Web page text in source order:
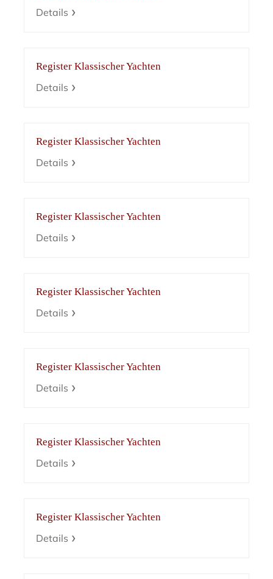
Details
Register Klassischer Yachten
Details
Register Klassischer Yachten
Details
Register Klassischer Yachten
Details
Register Klassischer Yachten
Details
Register Klassischer Yachten
Details
Register Klassischer Yachten
Details
Register Klassischer Yachten
Details